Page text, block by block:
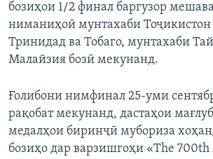
бозиҳои 1/2 финал баргузор
ниманиҳоӣ мунтахаби Тоҷикистон
Тринидад ва Тобаго, мунтахаби
Малайзия бозӣ мекунанд.
Ғолибони нимфинал 25-уми
рақобат мекунанд, дастаҳои
медалҳои биринҷӣ мубориза
бозиҳо дар варзишгоҳи «The